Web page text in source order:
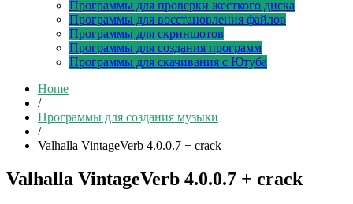
Программы для проверки жесткого диска
Программы для восстановления файлов
Программы для скриншотов
Программы для создания программ
Программы для скачивания с Ютуба
Home
/
Программы для создания музыки
/
Valhalla VintageVerb 4.0.0.7 + crack
Valhalla VintageVerb 4.0.0.7 + crack